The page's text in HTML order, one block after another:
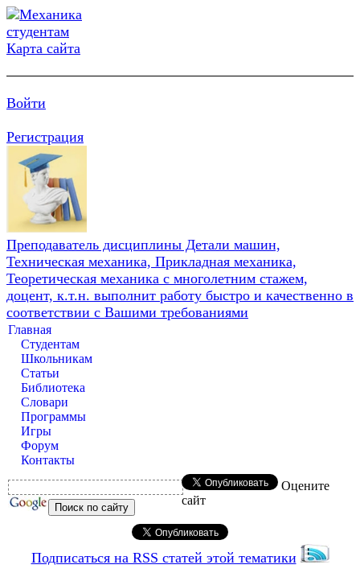
Карта сайта
Войти
Регистрация
Преподаватель дисциплины Детали машин,
Техническая механика, Прикладная механика,
Теоретическая механика с многолетним стажем,
доцент, к.т.н. выполнит работу быстро и качественно в
соответствии с Вашими требованиями
Главная
Студентам
Школьникам
Статьи
Библиотека
Словари
Программы
Игры
Форум
Контакты
Оцените
сайт
Подписаться на RSS статей этой тематики